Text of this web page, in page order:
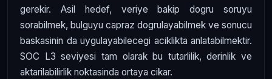
gerekir. Asil hedef, veriye bakip dogru soruyu
sorabilmek, bulguyu capraz dogrulayabilmek ve sonucu
baskasinin da uygulayabilecegi aciklikta anlatabilmektir.
SOC L3 seviyesi tam olarak bu tutarlilik, derinlik ve
aktarilabilirlik noktasinda ortaya cikar.